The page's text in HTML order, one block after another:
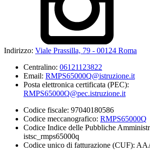
Indirizzo: Viale Prassilla, 79 - 00124 Roma
Centralino: 06121123822
Email: RMPS65000Q@istruzione.it
Posta elettronica certificata (PEC):
RMPS65000Q@pec.istruzione.it
Codice fiscale: 97040180586
Codice meccanografico: RMPS65000Q
Codice Indice delle Pubbliche
istsc_rmps65000q
Codice unico di fatturazione (CUF):